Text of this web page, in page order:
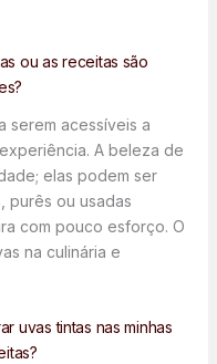
ou as receitas são
serem acessíveis a
A beleza de
elas podem ser
purês ou usadas
com pouco esforço. O
na culinária e
uvas tintas nas minhas